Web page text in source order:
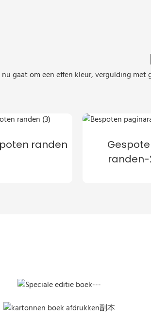
gaat om een ​​effen kleur, vergulding
randen
randen-